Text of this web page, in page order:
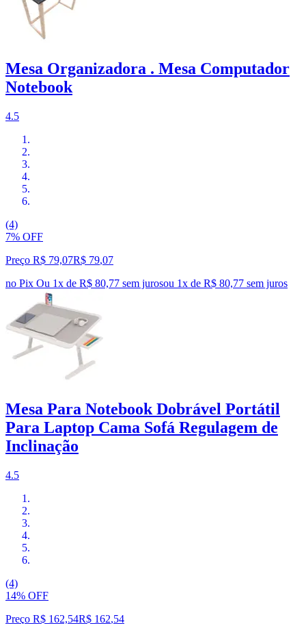
Mesa Organizadora . Mesa Computador
Notebook
4.5
(4)
7% OFF
Preço R$ 79,07R$ 79,07
no Pix Ou 1x de R$ 80,77 sem jurosou 1x de R$ 80,77 sem juros
Mesa Para Notebook Dobrável Portátil
Para Laptop Cama Sofá Regulagem de
Inclinação
4.5
(4)
14% OFF
Preço R$ 162,54R$ 162,54